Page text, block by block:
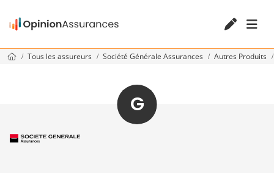
Tous les assureurs Société Générale Assurances Autres Produits
G